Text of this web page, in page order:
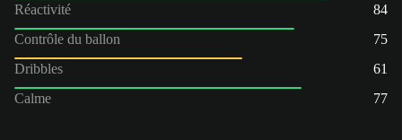
Réactivité
84
Contrôle du ballon
75
Dribbles
61
Calme
77